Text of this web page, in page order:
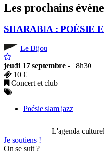
Les prochains
SHARABIA : POÉSIE
Le Bijou
jeudi 17 septembre - 18h30
10 €
Concert et club
Poésie slam jazz
L'agenda
Je soutiens !
On se suit ?